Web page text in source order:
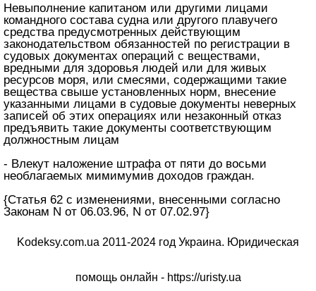
Невыполнение капитаном или другими лицами
командного состава судна или другого плавучего
средства предусмотренных действующим
законодательством обязанностей по регистрации в
судовых документах операций с веществами,
вредными для здоровья людей или для живых
ресурсов моря, или смесями, содержащими такие
вещества свыше установленных норм, внесение
указанными лицами в судовые документы неверных
записей об этих операциях или незаконный отказ
предъявить такие документы соответствующим
должностным лицам
- Влекут наложение штрафа от пяти до восьми
необлагаемых мимимумив доходов граждан.
{Статья 62 с изменениями, внесенными согласно
Законам N от 06.03.96, N от 07.02.97}
Kodeksy.com.ua 2011-2024 год Украина. Юридическая
помощь онлайн - https://uristy.ua